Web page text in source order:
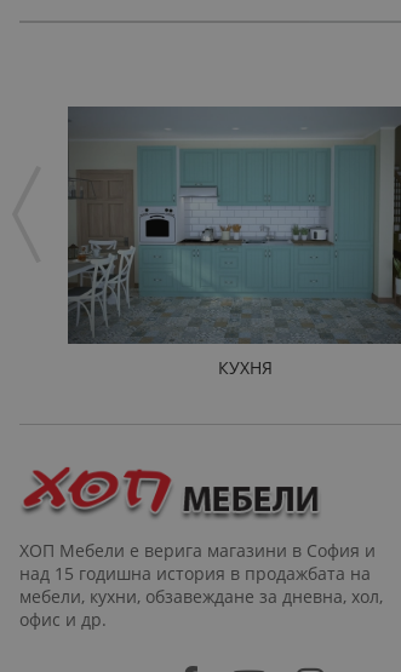
КУХНЯ
ХОП Мебели е верига магазини в София и
над 15 годишна история в продажбата на
мебели, кухни, обзавеждане за дневна, хол,
офис и др.